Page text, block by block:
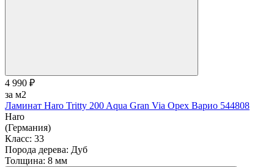
4 990 ₽
за м2
Ламинат Haro Tritty 200 Aqua Gran Via Орех Варио 544808
Haro
(Германия)
Класс: 33
Порода дерева: Дуб
Толщина: 8 мм